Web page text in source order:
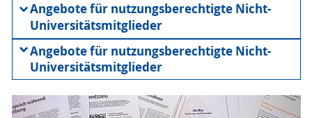
Angebote für nutzungsberechtigte Nicht-
Universitätsmitglieder
Angebote für nutzungsberechtigte Nicht-
Universitätsmitglieder